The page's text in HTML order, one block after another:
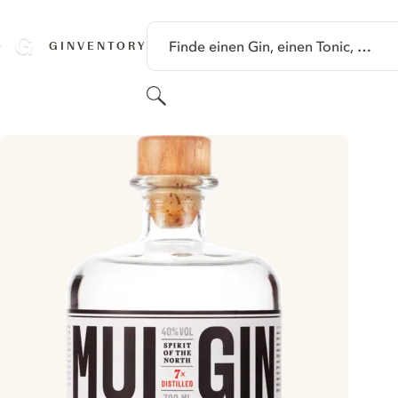
GINVENTORY Finde einen Gin, einen Tonic, …
Suchen